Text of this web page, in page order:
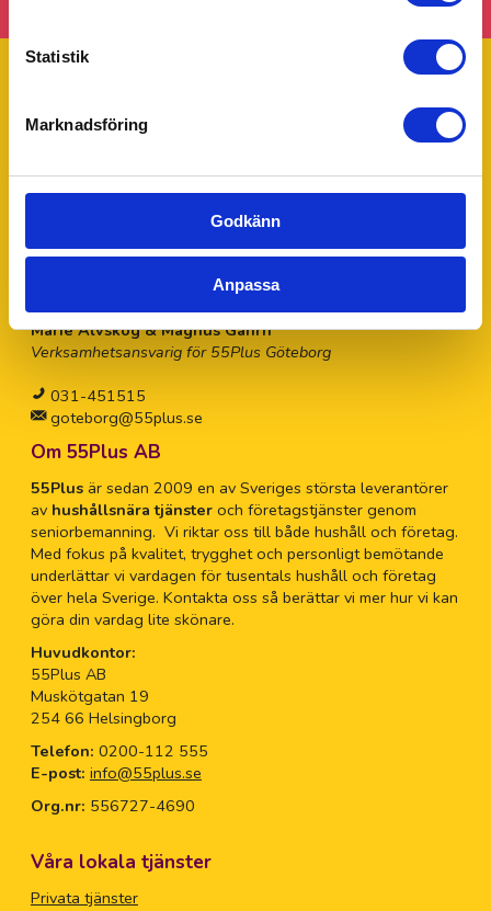
Statistik
Marknadsföring
Godkänn
Anpassa
Trustpilot
Ditt 55Plus lokalkontor - Göteborg
55Plus Göteborg drivs av Marie Alvskog & Magnus Gahrn.
Har du några frågor eller funderingar tveka inte att kontakta
Marie för personlig hjälp.
Marie Alvskog & Magnus Gahrn
Verksamhetsansvarig för 55Plus Göteborg
031-451515
goteborg@55plus.se
Om 55Plus AB
55Plusär sedan 2009 en av Sveriges största leverantörer
av hushållsnära tjänsteroch företagstjänster genom
seniorbemanning. Vi riktar oss till både hushåll och företag.
Med fokus på kvalitet, trygghet och personligt bemötande
underlättar vi vardagen för tusentals hushåll och företag
över hela Sverige. Kontakta oss så berättar vi mer hur vi kan
göra din vardag lite skönare.
Huvudkontor:
55Plus AB
Muskötgatan 19
254 66 Helsingborg
Telefon: 0200-112 555
E-post: info@55plus.se
Org.nr: 556727-4690
Våra lokala tjänster
Privata tjänster